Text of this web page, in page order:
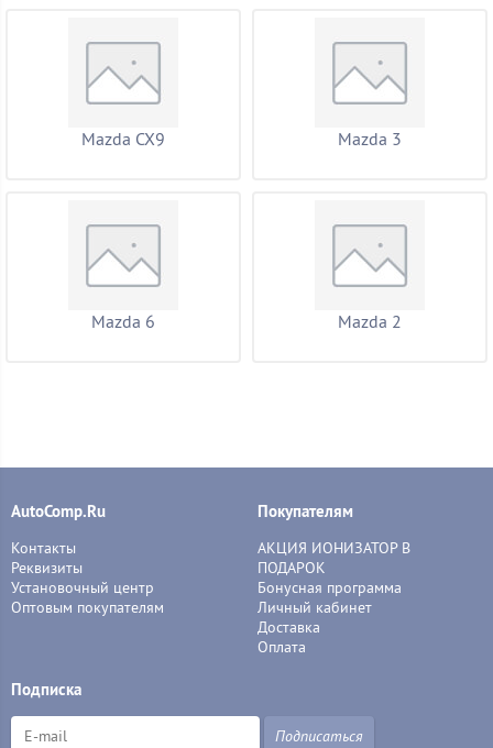
Mazda CX9 Mazda 3
Mazda 6 Mazda 2
AutoComp.Ru
Контакты
Реквизиты
Установочный центр
Оптовым покупателям
Покупателям
АКЦИЯ ИОНИЗАТОР В
ПОДАРОК
Бонусная программа
Личный кабинет
Доставка
Оплата
Подписка
Подписаться